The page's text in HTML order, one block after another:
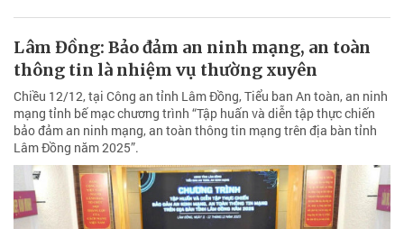
Lâm Đồng: Bảo đảm an ninh mạng, an toàn
thông tin là nhiệm vụ thường xuyên
Chiều 12/12, tại Công an tỉnh Lâm Đồng, Tiểu ban An toàn, an ninh
mạng tỉnh bế mạc chương trình “Tập huấn và diễn tập thực chiến
bảo đảm an ninh mạng, an toàn thông tin mạng trên địa bàn tỉnh
Lâm Đồng năm 2025”.